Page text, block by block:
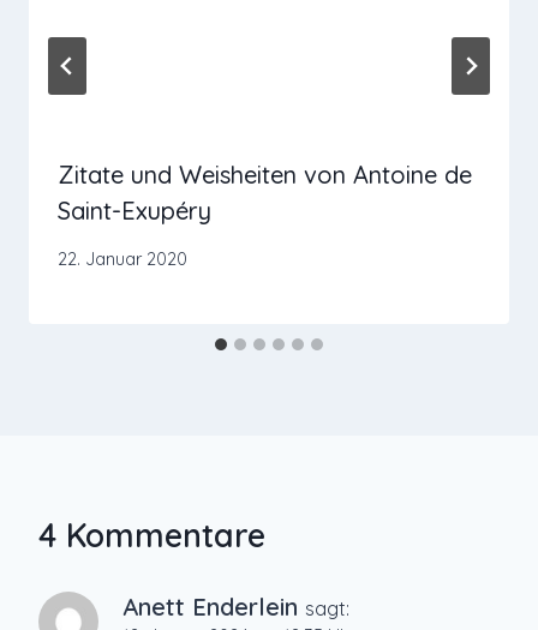
Zitate und Weisheiten von Antoine de
Saint-Exupéry
22. Januar 2020
4 Kommentare
Anett Enderlein sagt: